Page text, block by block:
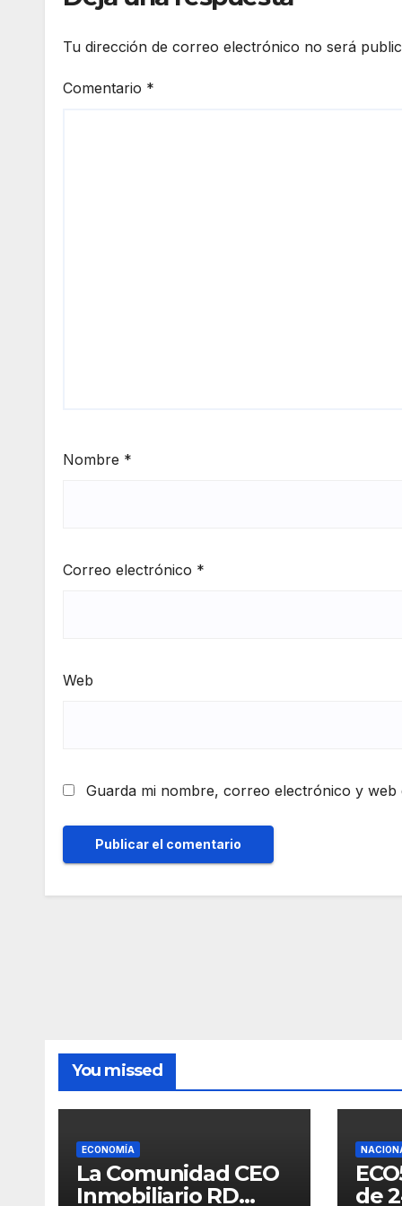
Tu dirección de correo electrónico no será
Comentario *
Nombre *
Correo electrónico *
Web
Guarda mi nombre, correo electrónico y
You missed
ECONOMÍA
La Comunidad CEO
Inmobiliario RD
de